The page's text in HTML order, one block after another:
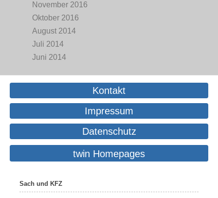
November 2016
Oktober 2016
August 2014
Juli 2014
Juni 2014
Kontakt
Impressum
Datenschutz
twin Homepages
Sach und KFZ